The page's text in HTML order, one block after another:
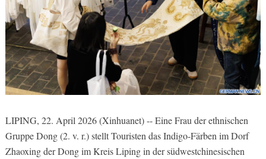
LIPING, 22. April 2026 (Xinhuanet) -- Eine Frau der ethnischen
Gruppe Dong (2. v. r.)stellt Touristen das Indigo-Färben im Dorf
Zhaoxing der Dong im Kreis Liping in der südwestchinesischen